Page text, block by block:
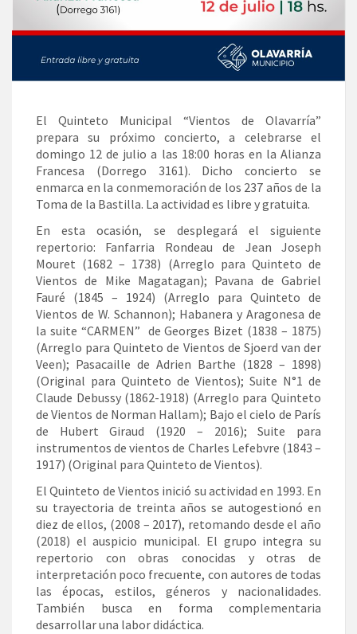
El Quinteto Municipal “Vientos de Olavarría”
prepara su próximo concierto, a celebrarse el
domingo 12 de julio a las 18:00 horas en la Alianza
Francesa (Dorrego 3161). Dicho concierto se
enmarca en la conmemoración de los 237 años de la
Toma de la Bastilla. La actividad es libre y gratuita.
En esta ocasión, se desplegará el siguiente
repertorio: Fanfarria Rondeau de Jean Joseph
Mouret (1682 – 1738) (Arreglo para Quinteto de
Vientos de Mike Magatagan); Pavana de Gabriel
Fauré (1845 – 1924) (Arreglo para Quinteto de
Vientos de W. Schannon); Habanera y Aragonesa de
la suite “CARMEN” de Georges Bizet (1838 – 1875)
(Arreglo para Quinteto de Vientos de Sjoerd van der
Veen); Pasacaille de Adrien Barthe (1828 – 1898)
(Original para Quinteto de Vientos); Suite N°1 de
Claude Debussy (1862-1918) (Arreglo para Quinteto
de Vientos de Norman Hallam); Bajo el cielo de París
de Hubert Giraud (1920 – 2016); Suite para
instrumentos de vientos de Charles Lefebvre (1843 –
1917) (Original para Quinteto de Vientos).
El Quinteto de Vientos inició su actividad en 1993. En
su trayectoria de treinta años se autogestionó en
diez de ellos, (2008 – 2017), retomando desde el año
(2018) el auspicio municipal. El grupo integra su
repertorio con obras conocidas y otras de
interpretación poco frecuente, con autores de todas
las épocas, estilos, géneros y nacionalidades.
También busca en forma complementaria
desarrollar una labor didáctica.